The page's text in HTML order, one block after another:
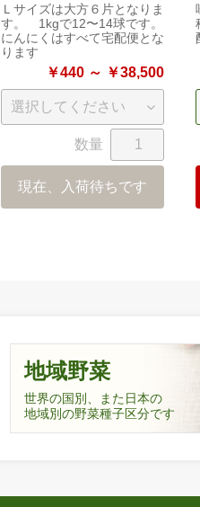
Ｌサイズは大方６片となりま
す。 1kgで12〜14球です。
にんにくはすべて宅配便とな
ります
￥440 ～ ￥38,500
数量
現在、入荷待ちです
地域野菜
世界の国別、また日本の
地域別の野菜種子区分です